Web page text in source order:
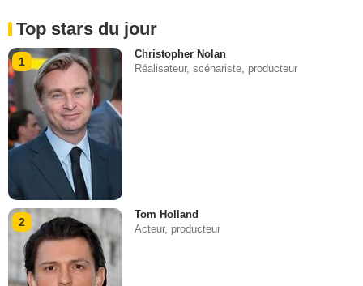
Top stars du jour
1
Christopher Nolan
Réalisateur, scénariste, producteur
2
Tom Holland
Acteur, producteur